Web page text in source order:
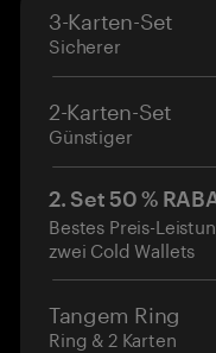
3-Karten-Set
Sicherer
2-Karten-Set
Günstiger
2. Set 50 %
Bestes Preis-
zwei Cold Wallets
Tangem Ring
Ring & 2 Karten